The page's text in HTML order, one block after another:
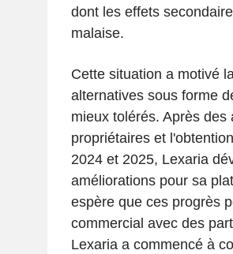
dont les effets
malaise.
Cette situation a motivé
alternatives sous forme
mieux tolérés. Après
propriétaires et
2024 et 2025, Lexaria
améliorations pour sa
espère que ces progrès
commercial avec des
Lexaria a commencé à